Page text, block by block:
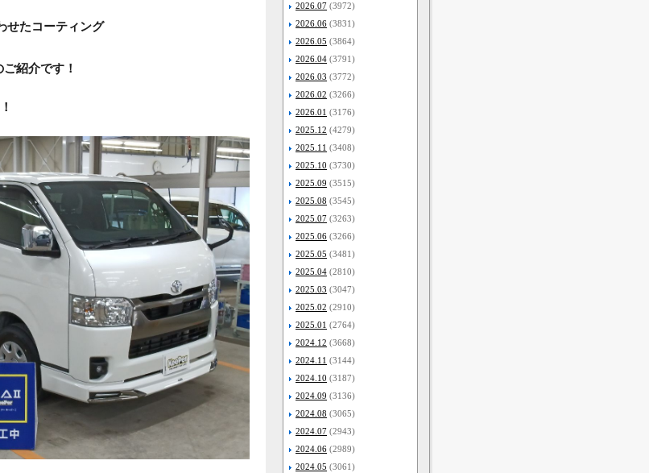
せたコーティング
ご紹介です！
2026.07 (3972)
2026.06 (3831)
2026.05 (3864)
2026.04 (3791)
2026.03 (3772)
2026.02 (3266)
2026.01 (3176)
2025.12 (4279)
2025.11 (3408)
2025.10 (3730)
2025.09 (3515)
2025.08 (3545)
2025.07 (3263)
2025.06 (3266)
2025.05 (3481)
2025.04 (2810)
2025.03 (3047)
2025.02 (2910)
2025.01 (2764)
2024.12 (3668)
2024.11 (3144)
2024.10 (3187)
2024.09 (3136)
2024.08 (3065)
2024.07 (2943)
2024.06 (2989)
2024.05 (3061)